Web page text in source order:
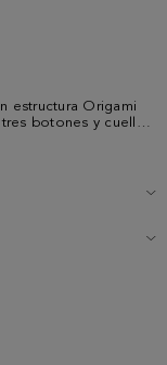
estructura Origami
botones y cuello,
con perfil a